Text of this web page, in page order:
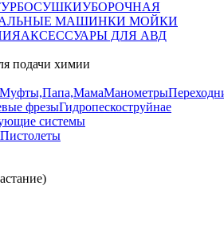
УБОРОЧНАЯ
МАШИНКИ МОЙКИ
АКСЕССУАРЫ ДЛЯ АВД
подачи химии
Муфты,Папа,МамаМанометры
фрезыГидропескоструйнае
системы
Пистолеты